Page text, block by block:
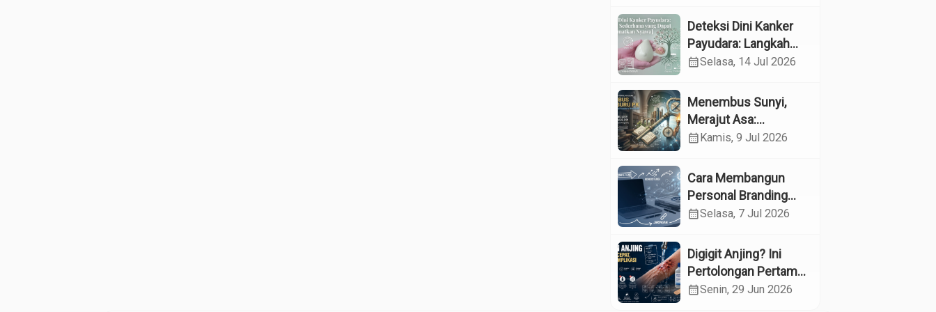
Reproduksi pada
Lansia melalui
Edukasi dan
Konseling di UPTD
Lanjut Usia Binjai
Deteksi Dini Kanker
Payudara: Langkah
Sederhana yang
Nyawa
calendar_monthSelasa, 14 Jul 2026
Menembus Sunyi,
Merajut Asa:
Menyelami Jantung
Pendidikan Khusus
calendar_monthKamis, 9 Jul 2026
Cara Membangun
Personal Branding
sebagai Dokter di Era
calendar_monthSelasa, 7 Jul 2026
Digigit Anjing? Ini
Pertolongan Pertama
yang Tepat dan Kapan
calendar_monthSenin, 29 Jun 2026